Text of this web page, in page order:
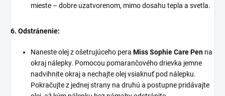
mieste – dobre uzatvorenom, mimo dosahu tepla a svetla.
6. Odstránenie:
Naneste olej z ošetrujúceho pera Miss Sophie Care Pen na
okraj nálepky. Pomocou pomarančového drievka jemne
nadvihnite okraj a nechajte olej vsiaknuť pod nálepku.
Pokračujte z jednej strany na druhú a postupne pridávajte